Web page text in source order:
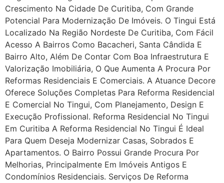
Crescimento Na Cidade De Curitiba, Com Grande
Potencial Para Modernização De Imóveis. O Tingui Está
Localizado Na Região Nordeste De Curitiba, Com Fácil
Acesso A Bairros Como Bacacheri, Santa Cândida E
Bairro Alto, Além De Contar Com Boa Infraestrutura E
Valorização Imobiliária, O Que Aumenta A Procura Por
Reformas Residenciais E Comerciais. A Atuance Decore
Oferece Soluções Completas Para Reforma Residencial
E Comercial No Tingui, Com Planejamento, Design E
Execução Profissional. Reforma Residencial No Tingui
Em Curitiba A Reforma Residencial No Tingui É Ideal
Para Quem Deseja Modernizar Casas, Sobrados E
Apartamentos. O Bairro Possui Grande Procura Por
Melhorias, Principalmente Em Imóveis Antigos E
Condomínios Residenciais. Serviços De Reforma